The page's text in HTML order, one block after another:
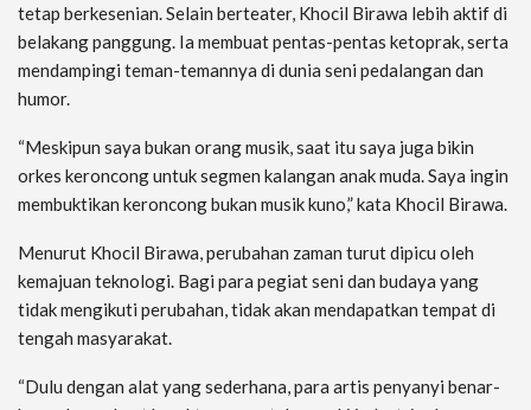
tetap berkesenian. Selain berteater, Khocil Birawa lebih aktif di
belakang panggung. Ia membuat pentas-pentas ketoprak, serta
mendampingi teman-temannya di dunia seni pedalangan dan
humor.
“Meskipun saya bukan orang musik, saat itu saya juga bikin
orkes keroncong untuk segmen kalangan anak muda. Saya ingin
membuktikan keroncong bukan musik kuno,” kata Khocil Birawa.
Menurut Khocil Birawa, perubahan zaman turut dipicu oleh
kemajuan teknologi. Bagi para pegiat seni dan budaya yang
tidak mengikuti perubahan, tidak akan mendapatkan tempat di
tengah masyarakat.
“Dulu dengan alat yang sederhana, para artis penyanyi benar-